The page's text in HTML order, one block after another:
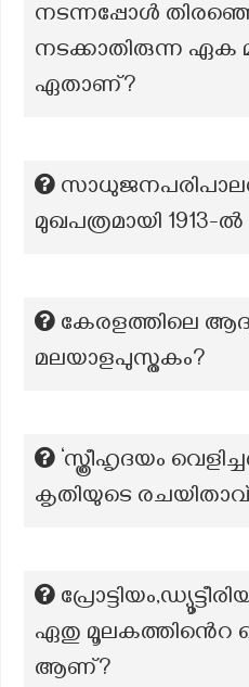
നടന്നപ്പോൾ
നടക്കാതിരുന്ന ഏക
ഏതാണ്?
മുഖപത്രമായി 1913-
കേരളത്തിലെ
മലയാളപുസ്തകം?
‘സ്ത്രീഹൃദയം
കൃതിയുടെ
ഏതു
ആണ്?